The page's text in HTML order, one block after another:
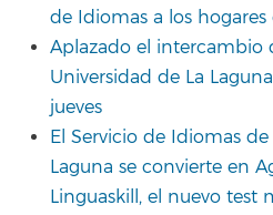
de Idiomas a los
Aplazado el intercambio
Universidad de La
jueves
El Servicio de Idiomas
Laguna se convierte en
Linguaskill, el nuevo test